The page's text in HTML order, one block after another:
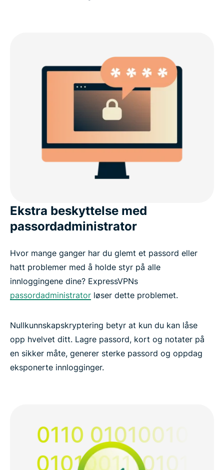
Ekstra beskyttelse med
passordadministrator
Hvor mange ganger har du glemt et passord eller
hatt problemer med å holde styr på alle
innloggingene dine? ExpressVPNs
passordadministrator løser dette problemet.
Nullkunnskapskryptering betyr at kun du kan låse
opp hvelvet ditt. Lagre passord, kort og notater på
en sikker måte, generer sterke passord og oppdag
eksponerte innlogginger.